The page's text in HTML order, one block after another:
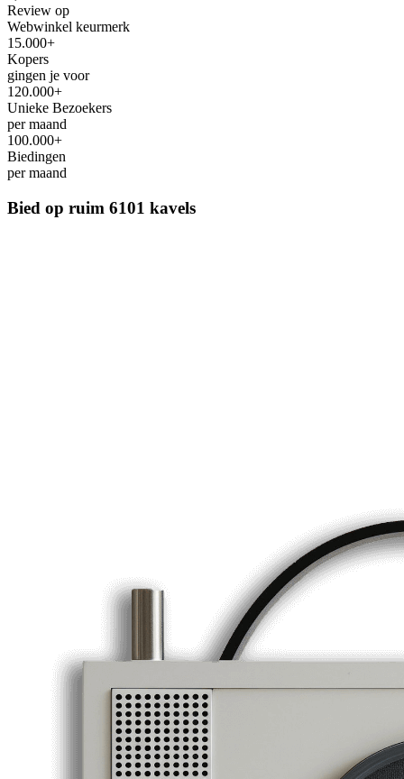
Review op
Webwinkel keurmerk
15.000+
Kopers
gingen je voor
120.000+
Unieke Bezoekers
per maand
100.000+
Biedingen
per maand
Bied op ruim 6101 kavels